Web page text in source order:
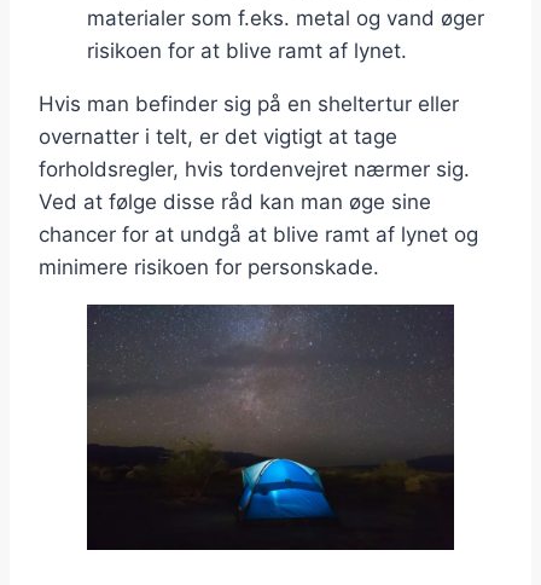
materialer som f.eks. metal og vand øger
risikoen for at blive ramt af lynet.
Hvis man befinder sig på en sheltertur eller
overnatter i telt, er det vigtigt at tage
forholdsregler, hvis tordenvejret nærmer sig.
Ved at følge disse råd kan man øge sine
chancer for at undgå at blive ramt af lynet og
minimere risikoen for personskade.